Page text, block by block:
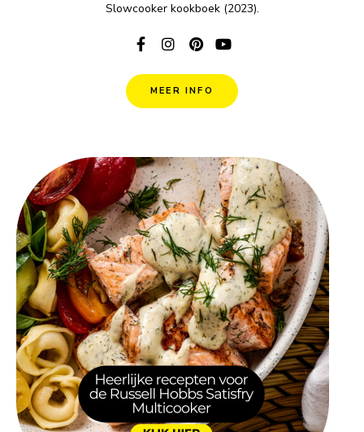
Slowcooker kookboek (2023).
MEER INFO